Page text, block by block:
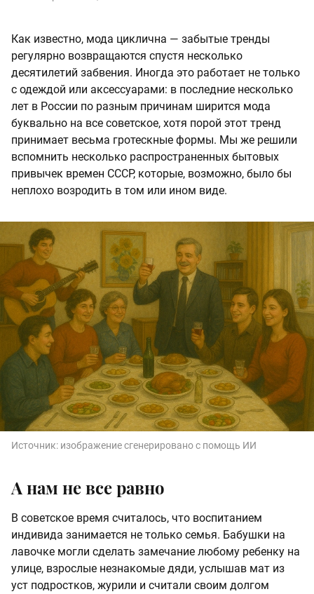
Как известно, мода циклична — забытые тренды
регулярно возвращаются спустя несколько
десятилетий забвения. Иногда это работает не только
с одеждой или аксессуарами: в последние несколько
лет в России по разным причинам ширится мода
буквально на все советское, хотя порой этот тренд
принимает весьма гротескные формы. Мы же решили
вспомнить несколько распространенных бытовых
привычек времен СССР, которые, возможно, было бы
неплохо возродить в том или ином виде.
Источник: изображение сгенерировано с помощь ИИ
А нам не все равно
В советское время считалось, что воспитанием
индивида занимается не только семья. Бабушки на
лавочке могли сделать замечание любому ребенку на
улице, взрослые незнакомые дяди, услышав мат из
уст подростков, журили и считали своим долгом